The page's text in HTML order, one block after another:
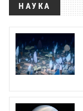
НАУКА